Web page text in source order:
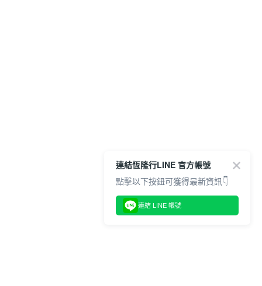
連結恆隆行LINE 官方帳號
點擊以下按鈕可獲得最新資訊👇
連結 LINE 帳號